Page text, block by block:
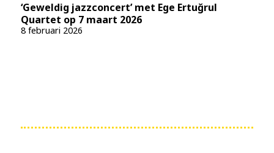
‘Geweldig jazzconcert’ met Ege Ertuğrul
Quartet op 7 maart 2026
8 februari 2026